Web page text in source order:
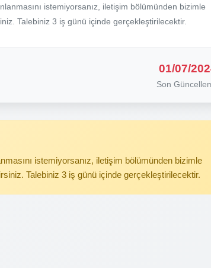
istemiyorsanız, iletişim bölümünden bizimle
Talebiniz 3 iş günü içinde gerçekleştirilecektir.
01/07/
Son
istemiyorsanız, iletişim bölümünden bizimle
Talebiniz 3 iş günü içinde gerçekleştirilecektir.